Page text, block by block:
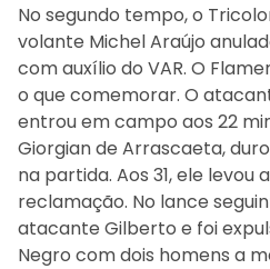
No segundo tempo, o
volante Michel Araújo
com auxílio do VAR. O
o que comemorar. O
entrou em campo aos 22
Giorgian de Arrascaeta,
na partida. Aos 31, ele levou
reclamação. No lance
atacante Gilberto e foi
Negro com dois homens a